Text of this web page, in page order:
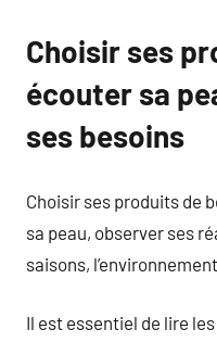
Choisir ses
écouter sa
ses besoins
Choisir ses produits de
sa peau, observer ses
saisons,
Il est essentiel de lire